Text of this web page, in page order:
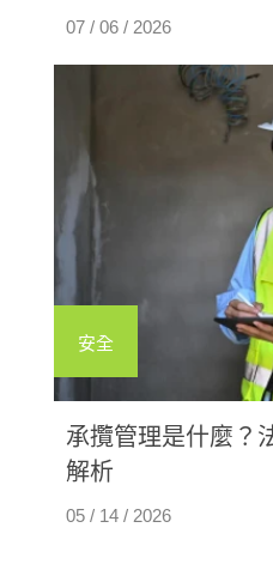
07 / 06 / 2026
安全
承攬管理是什麼？
解析
05 / 14 / 2026